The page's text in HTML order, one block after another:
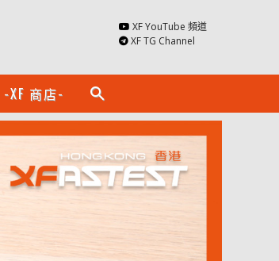
XF YouTube 頻道
XF TG Channel
-XF 商店- search